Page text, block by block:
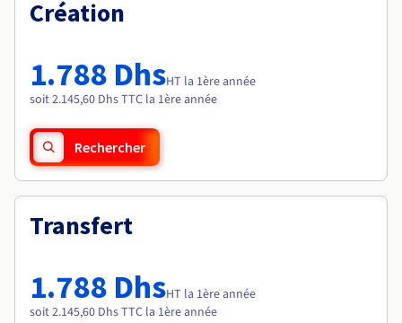
Tarifs
Roadmap & Changelog
Roadmap & Changelog
Création
1.788 DhsHT la 1ère année
soit 2.145,60 Dhs TTC la 1ère année
Rechercher
Transfert
1.788 DhsHT la 1ère année
soit 2.145,60 Dhs TTC la 1ère année